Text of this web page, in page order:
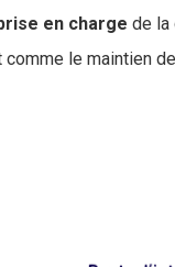
en charge de la
comme le maintien